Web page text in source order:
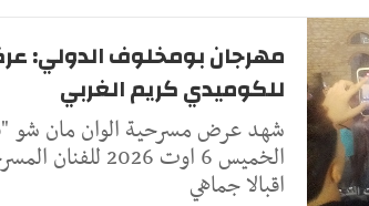
مهرجان بومخلوف الدولي:
للكوميدي كريم الغربي
شهد عرض مسرحية الوان مان شو
الخميس 6 اوت 2026
اقبالا جماهي